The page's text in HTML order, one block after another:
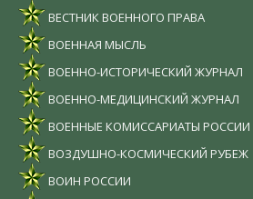
ВЕСТНИК ВОЕННОГО ПРАВА
ВОЕННАЯ МЫСЛЬ
ВОЕННО-ИСТОРИЧЕСКИЙ ЖУРНАЛ
ВОЕННО-МЕДИЦИНСКИЙ ЖУРНАЛ
ВОЕННЫЕ КОМИССАРИАТЫ РОССИИ
ВОЗДУШНО-КОСМИЧЕСКИЙ РУБЕЖ
ВОИН РОССИИ